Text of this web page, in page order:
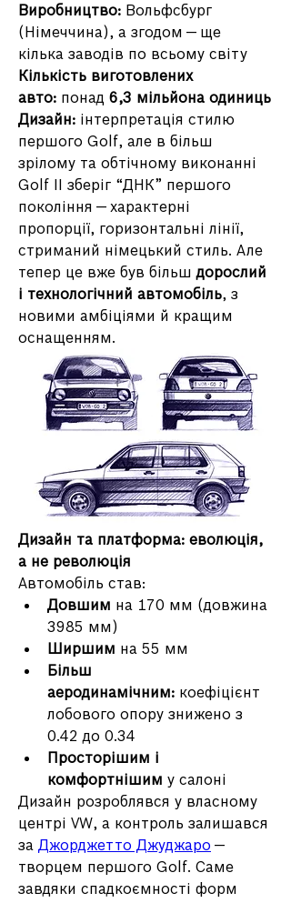
Виробництво: Вольфсбург
(Німеччина), а згодом — ще
кілька заводів по всьому світу
Кількість виготовлених
авто: понад 6,3 мільйона одиниць
Дизайн: інтерпретація стилю
першого Golf, але в більш
зрілому та обтічному виконанні
Golf II зберіг “ДНК” першого
покоління — характерні
пропорції, горизонтальні лінії,
стриманий німецький стиль. Але
тепер це вже був більш дорослий
і технологічний автомобіль, з
новими амбіціями й кращим
оснащенням.
Дизайн та платформа: еволюція,
а не революція
Автомобіль став:
Довшим на 170 мм (довжина
3985 мм)
Ширшим на 55 мм
Більш
аеродинамічним: коефіцієнт
лобового опору знижено з
0.42 до 0.34
Просторішим і
комфортнішим у салоні
Дизайн розроблявся у власному
центрі VW, а контроль залишався
за Джорджетто Джуджаро —
творцем першого Golf. Саме
завдяки спадкоємності форм